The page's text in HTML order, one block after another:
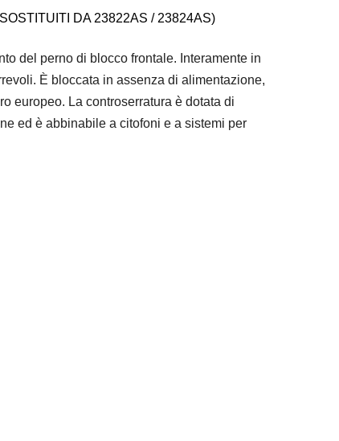
DA 23822AS / 23824AS)
del perno di blocco frontale. Interamente in
È bloccata in assenza di alimentazione,
europeo. La controserratura è dotata di
ed è abbinabile a citofoni e a sistemi per